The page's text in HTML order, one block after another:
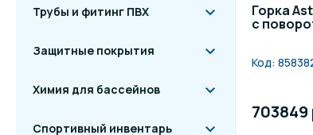
Трубы и фитинг ПВХ
Защитные покрытия
Химия для бассейнов
Спортивный инвентарь
Горка
с
Код:
703849